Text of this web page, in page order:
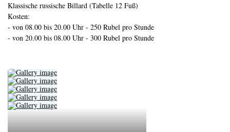
Klassische russische Billard (Tabelle 12 Fuß)
Kosten:
- von 08.00 bis 20.00 Uhr - 250 Rubel pro Stunde
- von 20.00 bis 08.00 Uhr - 300 Rubel pro Stunde